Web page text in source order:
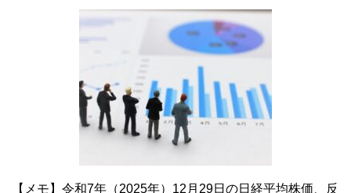
【メモ】令和7年（2025年）12月29日の日経平均株価、反